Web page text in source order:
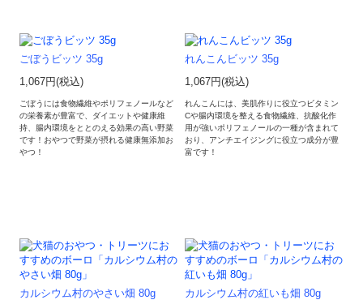
ごぼうビッツ 35g
1,067円(税込)
ごぼうには食物繊維やポリフェノールなど
の栄養素が豊富で、ダイエットや健康維
持、腸内環境をととのえる効果の高い野菜
です！おやつで野菜が摂れる健康無添加お
やつ！
れんこんビッツ 35g
1,067円(税込)
れんこんには、美肌作りに役立つビタミン
Cや腸内環境を整える食物繊維、抗酸化作
用が強いポリフェノールの一種が含まれて
おり、アンチエイジングに役立つ成分が豊
富です！
カルシウム村のやさい畑 80g
カルシウム村の紅いも畑 80g